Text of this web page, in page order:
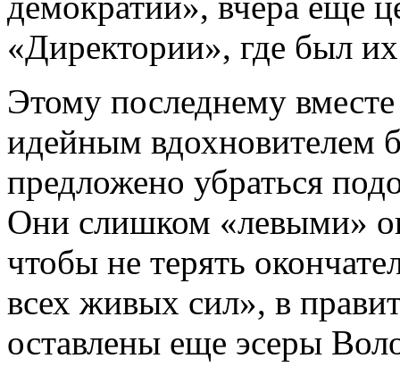
«Директории», где был
Этому последнему
идейным вдохновителем
предложено убраться
Они слишком «левыми»
чтобы не терять
всех живых сил», в
оставлены еще эсеры